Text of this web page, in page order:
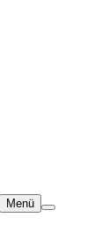
Menü